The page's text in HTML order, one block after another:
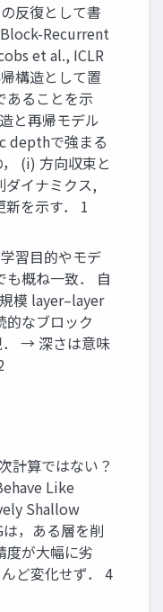
反復として書
Recurrent
et al., ICLR
構造として置
あることを示
と再帰モデル
depthで強まる
(i) 方向収束と
イナミクス,
を示す． 1
習目的やモデ
も概ね一致． 自
模 layer–layer
的なブロック
． → 深さは意味
計算ではない？
Like
Shallow
，ある層を削
度が大幅に劣
ど変化せず． 4